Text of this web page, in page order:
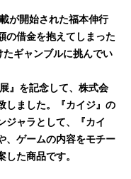
が開始された福本伸行
の借金を抱えてしまった
ギャンブルに挑んでい
』を記念して、株式会
しました。『カイジ』の
ジャラとして、『カイ
、ゲームの内容をモチー
た商品です。